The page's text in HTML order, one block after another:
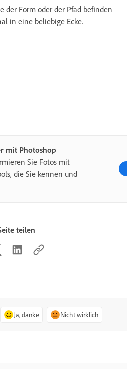
der Form oder der Pfad befinden
in eine beliebige Ecke.
mit Photoshop
Sie Fotos mit
die Sie kennen und
teilen
Ja, danke Nicht wirklich